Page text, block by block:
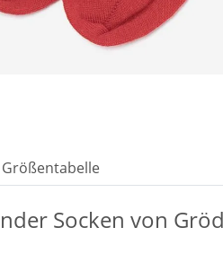
Größentabelle
Socken von